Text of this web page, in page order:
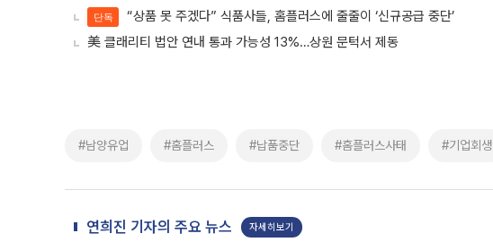
단독
“상품 못 주겠다” 식품사들, 홈플러스에 줄줄이 ‘신규공급 중단’
美 클래리티 법안 연내 통과 가능성 13%…상원 문턱서 제동
#남양유업 #홈플러스 #납품중단 #홈플러스사태 #기업회생
연희진 기자의 주요 뉴스 자세히보기